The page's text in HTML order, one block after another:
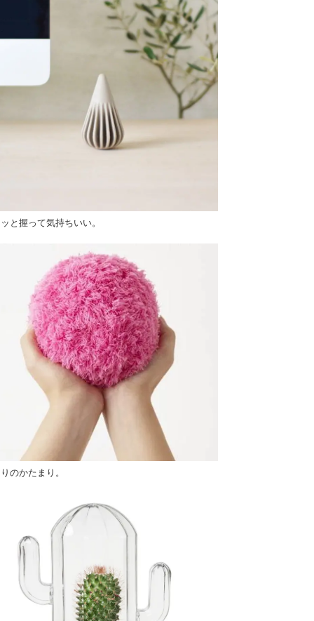
と握って気持ちいい。
のかたまり。